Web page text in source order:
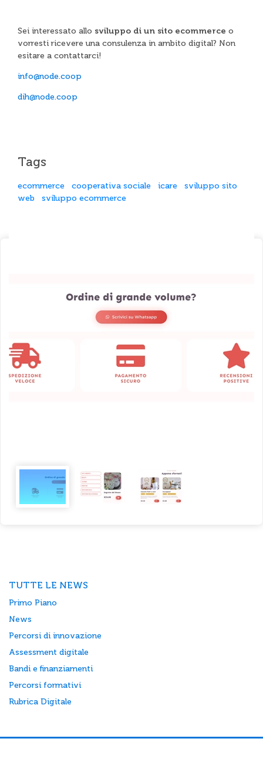
Sei interessato allo sviluppo di un sito ecommerce o
vorresti ricevere una consulenza in ambito digital? Non
esitare a contattarci!
info@node.coop
dih@node.coop
Tags
ecommerce cooperativa sociale icare
sviluppo sito
web
sviluppo ecommerce
TUTTE LE NEWS
Primo Piano
News
Percorsi di innovazione
Assessment digitale
Bandi e finanziamenti
Percorsi formativi
Rubrica Digitale